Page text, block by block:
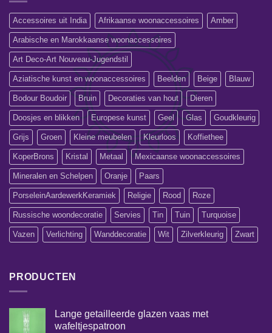
Accessoires uit India Afrikaanse woonaccessoires Amber
Arabische en Marokkaanse woonaccessoires
Art Deco-Art Nouveau-Jugendstil
Aziatische kunst en woonaccessoires Beelden Beige Blauw
Bodour Boudoir Bruin Decoraties van hout Dieren
Doosjes en blikken Europese kunst Geel Glas Goudkleurig
Grijs Groen Kleine meubelen Kleurloos Koffiethee
KoperBrons Kristal Metaal Mexicaanse woonaccessoires
Mineralen en Schelpen Oranje Paars
PorseleinAardewerkKeramiek Religie Rood Roze
Russische woondecoratie Servies Tin Tuin Turquoise
Vazen Verlichting Wanddecoratie Wit Zilverkleurig Zwart
PRODUCTEN
Lange getailleerde glazen vaas met
wafeltjespatroon